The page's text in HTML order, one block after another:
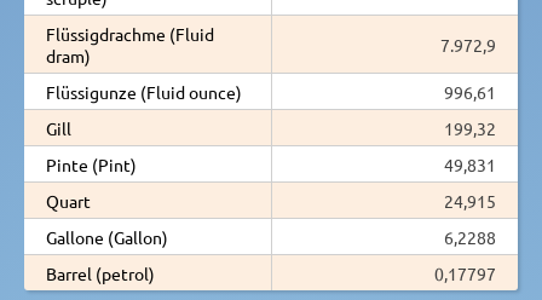
Flüssigdrachme (Fluid
dram)
7.972,9
Flüssigunze (Fluid ounce)
996,61
Gill
199,32
Pinte (Pint)
49,831
Quart
24,915
Gallone (Gallon)
6,2288
Barrel (petrol)
0,17797